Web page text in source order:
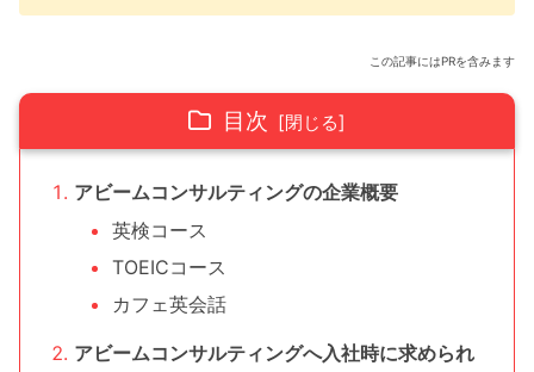
この記事にはPRを含みます
目次
アビームコンサルティングの企業概要
英検コース
TOEICコース
カフェ英会話
アビームコンサルティングへ入社時に求められ